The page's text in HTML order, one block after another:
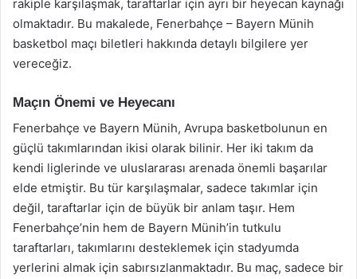
rakiple karşılaşmak, taraftarlar için ayrı bir heyecan kaynağı
olmaktadır. Bu makalede, Fenerbahçe – Bayern Münih
basketbol maçı biletleri hakkında detaylı bilgilere yer
vereceğiz.
Maçın Önemi ve Heyecanı
Fenerbahçe ve Bayern Münih, Avrupa basketbolunun en
güçlü takımlarından ikisi olarak bilinir. Her iki takım da
kendi liglerinde ve uluslararası arenada önemli başarılar
elde etmiştir. Bu tür karşılaşmalar, sadece takımlar için
değil, taraftarlar için de büyük bir anlam taşır. Hem
Fenerbahçe’nin hem de Bayern Münih’in tutkulu
taraftarları, takımlarını desteklemek için stadyumda
yerlerini almak için sabırsızlanmaktadır. Bu maç, sadece bir